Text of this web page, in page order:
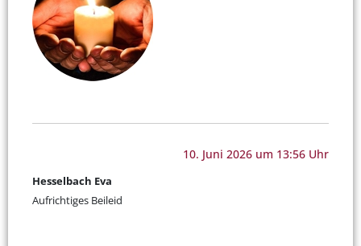
10. Juni 2026 um 13:56 Uhr
Hesselbach Eva
Aufrichtiges Beileid